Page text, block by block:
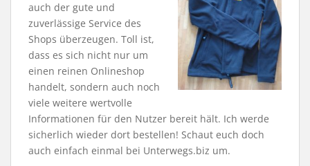
auch der gute und
zuverlässige Service des
Shops überzeugen. Toll ist,
dass es sich nicht nur um
einen reinen Onlineshop
handelt, sondern auch noch
viele weitere wertvolle
Informationen für den Nutzer bereit hält. Ich werde
sicherlich wieder dort bestellen! Schaut euch doch
auch einfach einmal bei Unterwegs.biz um.